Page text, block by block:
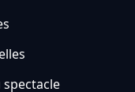
spectacle